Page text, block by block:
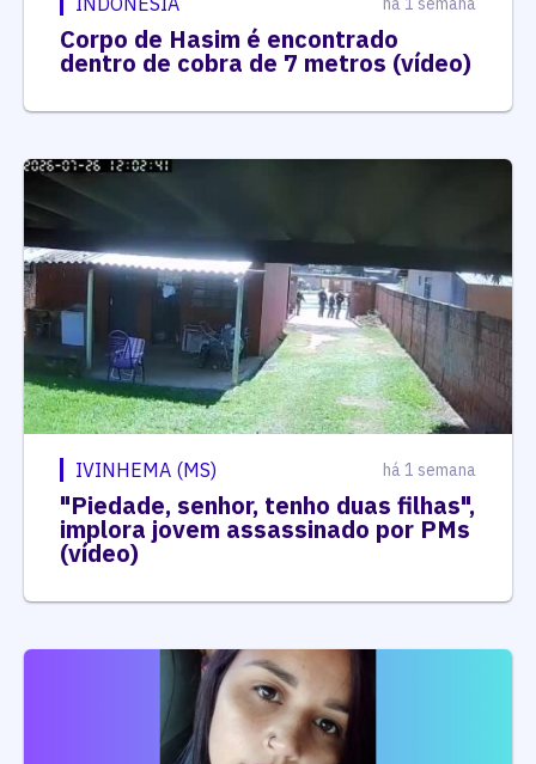
Corpo de Hasim é encontrado
dentro de cobra de 7 metros (vídeo)
IVINHEMA (MS) há 1 semana
"Piedade, senhor, tenho duas filhas",
implora jovem assassinado por PMs
(vídeo)